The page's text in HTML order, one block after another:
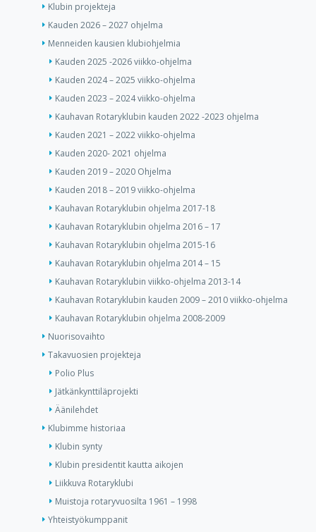
Klubin projekteja
Kauden 2026 – 2027 ohjelma
Menneiden kausien klubiohjelmia
Kauden 2025 -2026 viikko-ohjelma
Kauden 2024 – 2025 viikko-ohjelma
Kauden 2023 – 2024 viikko-ohjelma
Kauhavan Rotaryklubin kauden 2022 -2023 ohjelma
Kauden 2021 – 2022 viikko-ohjelma
Kauden 2020- 2021 ohjelma
Kauden 2019 – 2020 Ohjelma
Kauden 2018 – 2019 viikko-ohjelma
Kauhavan Rotaryklubin ohjelma 2017-18
Kauhavan Rotaryklubin ohjelma 2016 – 17
Kauhavan Rotaryklubin ohjelma 2015-16
Kauhavan Rotaryklubin ohjelma 2014 – 15
Kauhavan Rotaryklubin viikko-ohjelma 2013-14
Kauhavan Rotaryklubin kauden 2009 – 2010 viikko-ohjelma
Kauhavan Rotaryklubin ohjelma 2008-2009
Nuorisovaihto
Takavuosien projekteja
Polio Plus
Jätkänkynttiläprojekti
Äänilehdet
Klubimme historiaa
Klubin synty
Klubin presidentit kautta aikojen
Liikkuva Rotaryklubi
Muistoja rotaryvuosilta 1961 – 1998
Yhteistyökumppanit